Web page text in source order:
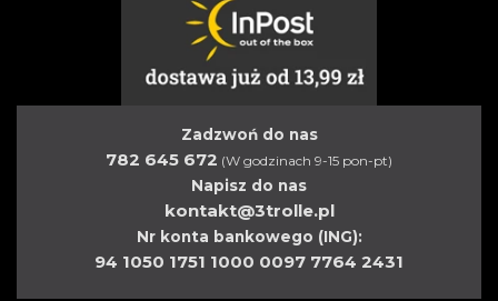
Zadzwoń do nas
782 645 672 (W godzinach 9-15 pon-pt)
Napisz do nas
kontakt@3trolle.pl
Nr konta bankowego (ING):
94 1050 1751 1000 0097 7764 2431